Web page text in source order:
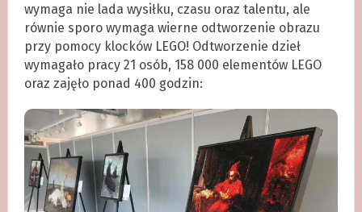
wymaga nie lada wysiłku, czasu oraz talentu, ale
równie sporo wymaga wierne odtworzenie obrazu
przy pomocy klocków LEGO! Odtworzenie dzieł
wymagało pracy 21 osób, 158 000 elementów LEGO
oraz zajęło ponad 400 godzin: